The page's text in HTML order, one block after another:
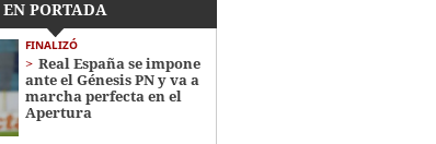
EN PORTADA
FINALIZÓ
Real España se impone
ante el Génesis PN y va a
marcha perfecta en el
Apertura